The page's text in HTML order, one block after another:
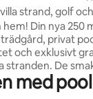
strand, golf och
Din nya 250
privat
och exklusivt
stranden. De
dig att
med